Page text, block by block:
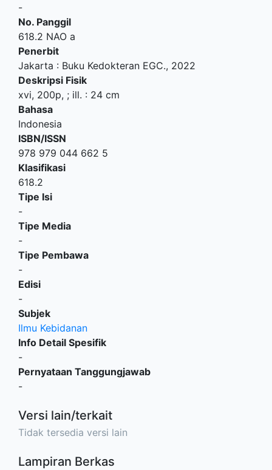
-
No. Panggil
618.2 NAO a
Penerbit
Jakarta : Buku Kedokteran EGC., 2022
Deskripsi Fisik
xvi, 200p, ; ill. : 24 cm
Bahasa
Indonesia
ISBN/ISSN
978 979 044 662 5
Klasifikasi
618.2
Tipe Isi
-
Tipe Media
-
Tipe Pembawa
-
Edisi
-
Subjek
Ilmu Kebidanan
Info Detail Spesifik
-
Pernyataan Tanggungjawab
-
Versi lain/terkait
Tidak tersedia versi lain
Lampiran Berkas